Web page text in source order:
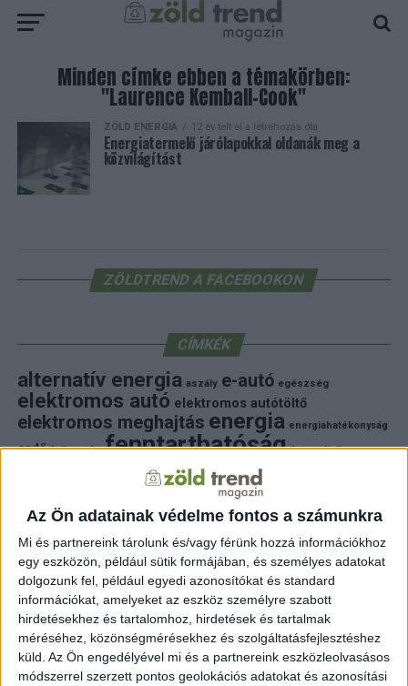
Az Ön adatainak védelme fontos a számunkra
Mi és partnereink tárolunk és/vagy férünk hozzá információkhoz
egy eszközön, például sütik formájában, és személyes adatokat
dolgozunk fel, például egyedi azonosítókat és standard
információkat, amelyeket az eszköz személyre szabott
hirdetésekhez és tartalomhoz, hirdetések és tartalmak
méréséhez, közönségmérésekhez és szolgáltatásfejlesztéshez
küld. Az Ön engedélyével mi és a partnereink eszközleolvasásos
módszerrel szerzett pontos geolokációs adatokat és azonosítási
Minden címke ebben a témakörben:
"Laurence Kemball-Cook"
ZÖLD ENERGIA 12 év telt el a létrehozás óta
Energiatermelő járólapokkal oldanák meg a
közvilágítást
ZÖLDTREND A FACEBOOKON
CÍMKÉK
alternatív energia aszály e-autó egészség
elektromos autó elektromos autótöltő
elektromos meghajtás energia energiahatékonyság
erdő fejlesztés fenntarthatóság fotovoltaikus
hulladék időjárás klímaváltozás
környezet
környezetvédelem környezetvédelmi hírek
megújuló energia
napelem napelemeknapenergia
naperőmű solar solar energy szelektiv hulladék természet
természetvédelem villamosenergia villanyautó víz
autó zöld energia zöld energiaforrás zöld hirek
állatvédelem áram életmód újrahasznosítás
FRISS HÍREK